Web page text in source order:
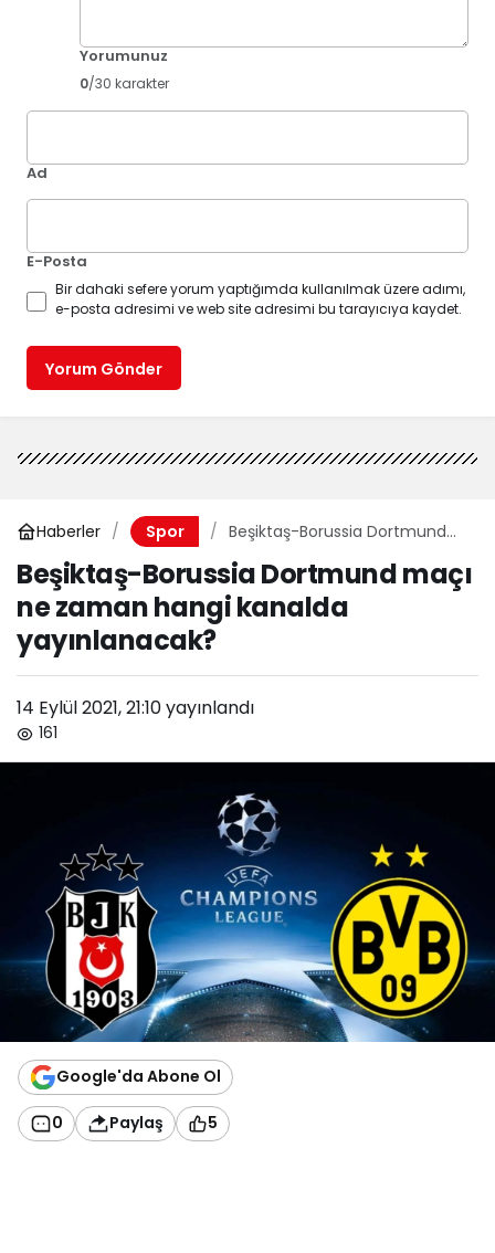
Yorumunuz
0/30 karakter
Ad
E-Posta
Bir dahaki sefere yorum yaptığımda kullanılmak üzere adımı,
e-posta adresimi ve web site adresimi bu tarayıcıya kaydet.
Yorum Gönder
Haberler Spor
Beşiktaş-Borussia Dortmund
yayınlanacak?
Beşiktaş-Borussia Dortmund maçı
ne zaman hangi kanalda
yayınlanacak?
14 Eylül 2021, 21:10yayınlandı
161
Google'da Abone Ol
0 Paylaş 5